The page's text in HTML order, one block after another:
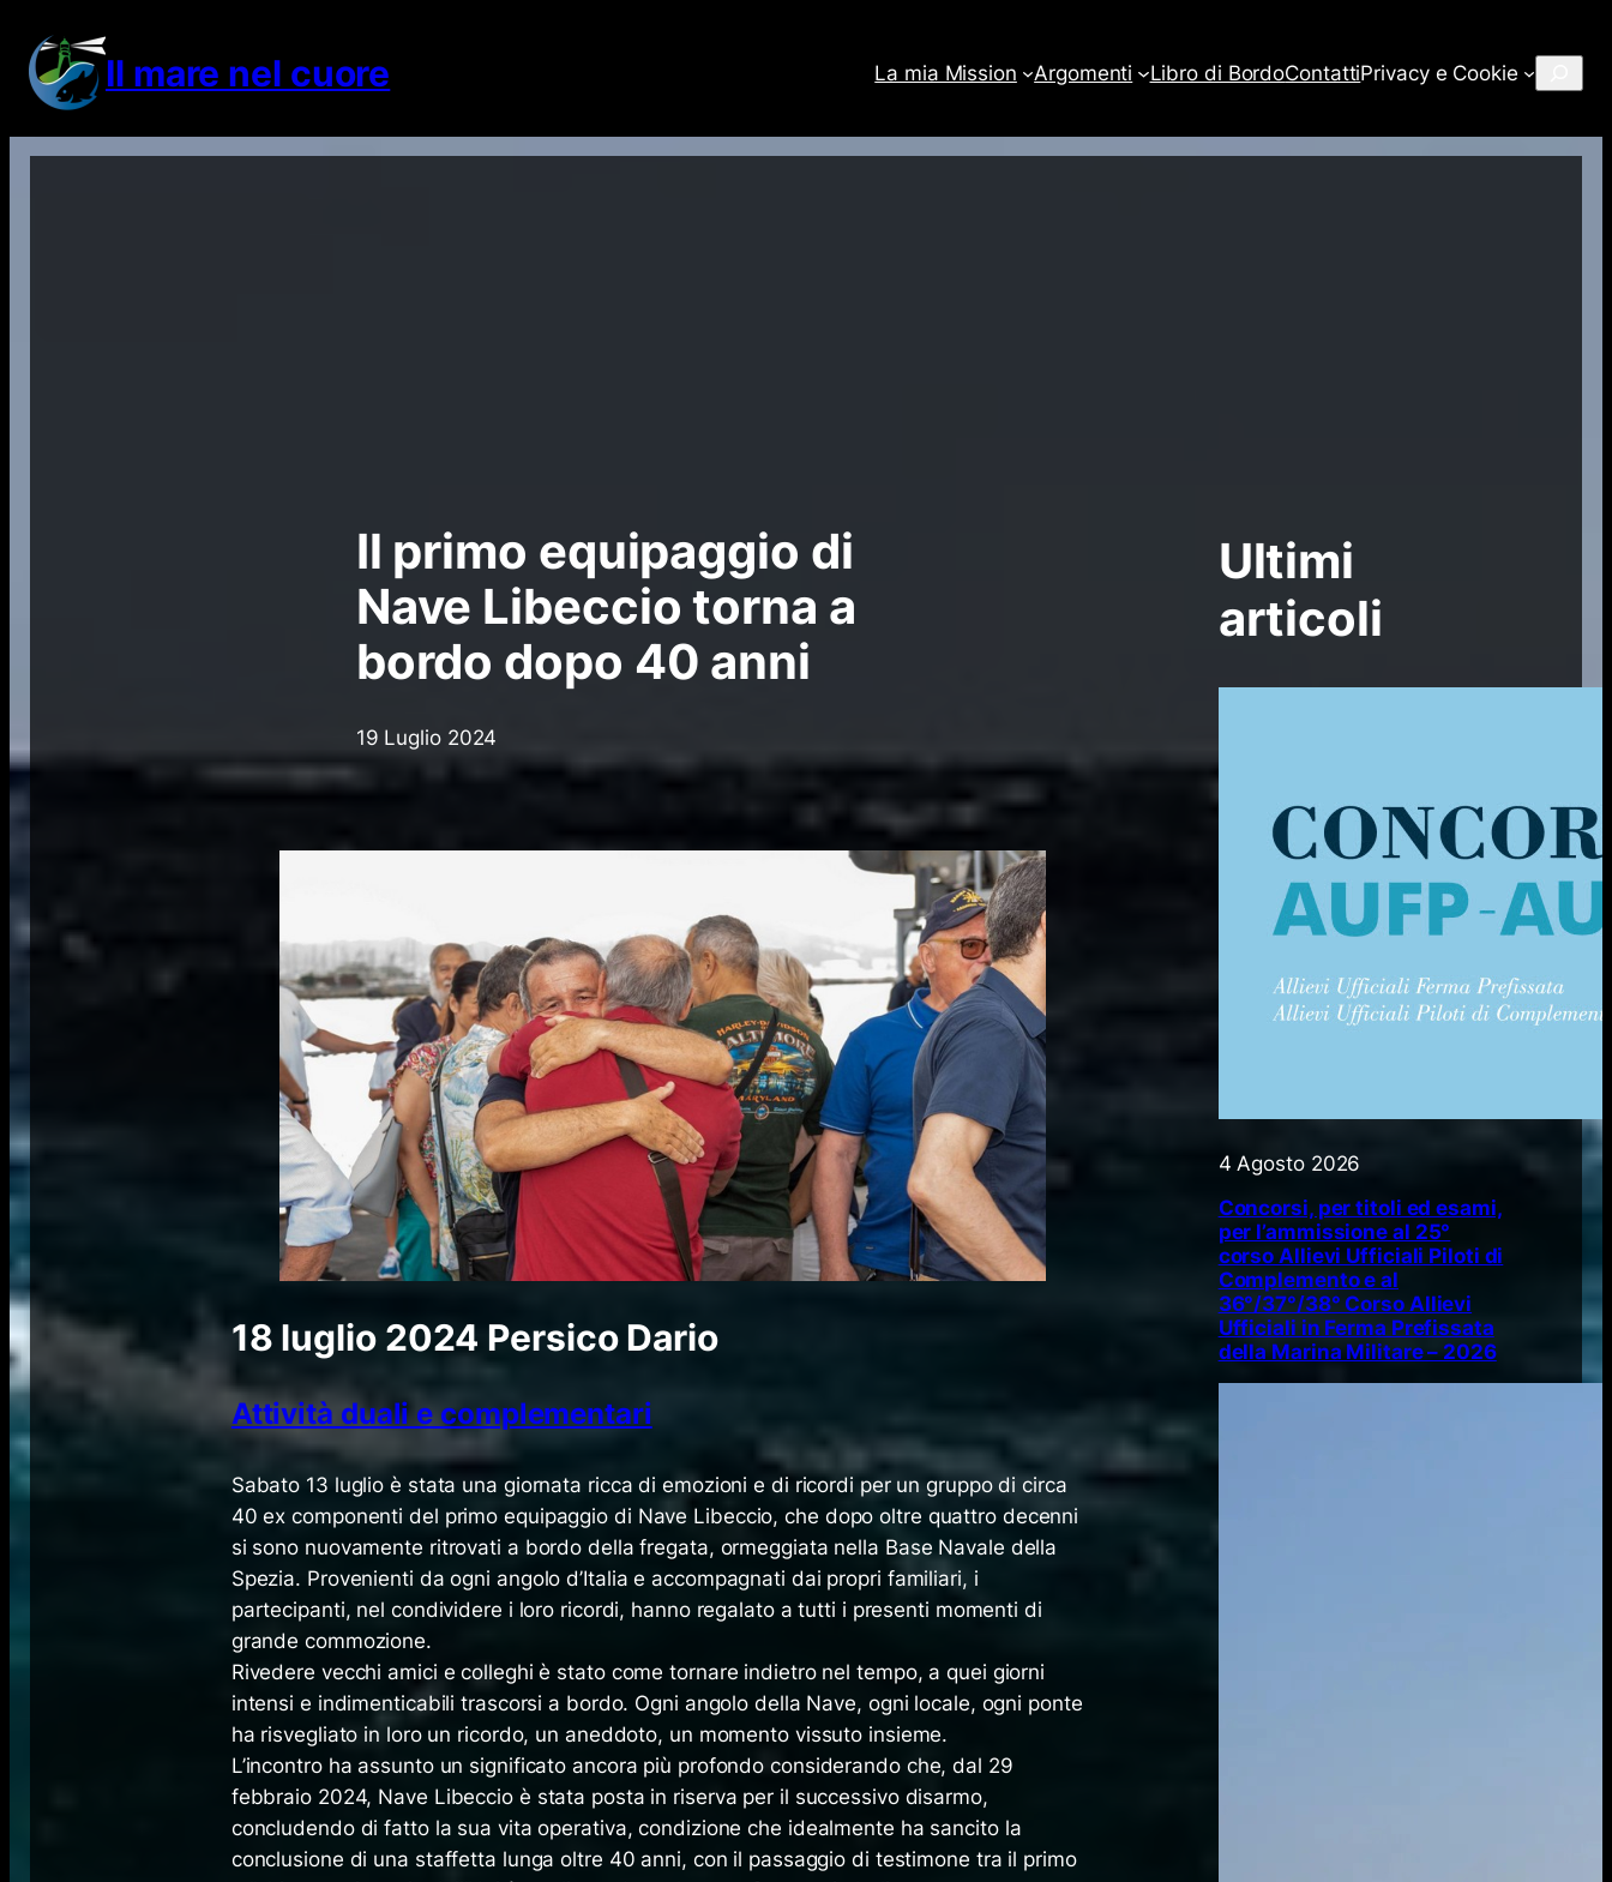
contenuto Il mare nel cuore La mia Mission Argomenti Libro di BordoContattiPrivacy e Cookie
Il primo equipaggio di
Nave Libeccio torna a
bordo dopo 40 anni
19 Luglio 2024
18 luglio 2024 Persico Dario
Attività duali e complementari
​Sabato 13 luglio è stata una giornata ricca di emozioni e di ricordi per un gruppo di circa
40 ex componenti del primo equipaggio di Nave Libeccio, che dopo oltre quattro decenni
si sono nuovamente ritrovati a bordo della fregata, ormeggiata nella Base Navale della
Spezia. Provenienti da ogni angolo d’Italia e accompagnati dai propri familiari, i
partecipanti, nel condividere i loro ricordi, hanno regalato a tutti i presenti momenti di
grande commozione.
Rivedere vecchi amici e colleghi è stato come tornare indietro nel tempo, a quei giorni
intensi e indimenticabili trascorsi a bordo. Ogni angolo della Nave, ogni locale, ogni ponte
ha risvegliato in loro un ricordo, un aneddoto, un momento vissuto insieme.
L’incontro ha assunto un significato ancora più profondo considerando che, dal 29
febbraio 2024, Nave Libeccio è stata posta in riserva per il successivo disarmo,
concludendo di fatto la sua vita operativa, condizione che idealmente ha sancito la
conclusione di una staffetta lunga oltre 40 anni, con il passaggio di testimone tra il primo
Ultimi
articoli
4 Agosto 2026
Concorsi, per titoli ed esami,
per l’ammissione al 25°
corso Allievi Ufficiali Piloti di
Complemento e al
36°/37°/38° Corso Allievi
Ufficiali in Ferma Prefissata
della Marina Militare – 2026